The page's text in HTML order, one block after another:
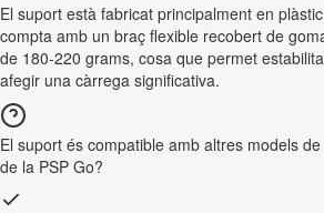
El suport està fabricat principalment en
compta amb un braç flexible recobert de
de 180-220 grams, cosa que permet
afegir una càrrega significativa.
El suport és compatible amb altres models
de la PSP Go?